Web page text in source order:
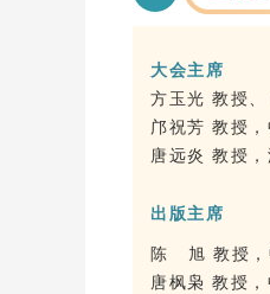
大会主席
方玉光 教授
邝祝芳 教授
唐远炎 教授
出版主席
陈 旭 教授，
唐枫枭 教授